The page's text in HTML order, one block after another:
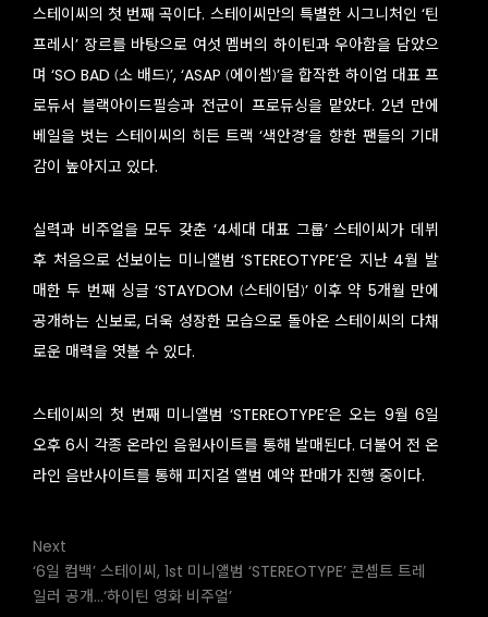
스테이씨의 첫 번째 곡이다. 스테이씨만의 특별한 시그니처인 ‘틴
프레시’ 장르를 바탕으로 여섯 멤버의 하이틴과 우아함을 담았으
며 ‘SO BAD (소 배드)’, ‘ASAP (에이셉)’을 합작한 하이업 대표 프
로듀서 블랙아이드필승과 전군이 프로듀싱을 맡았다. 2년 만에
베일을 벗는 스테이씨의 히든 트랙 ‘색안경’을 향한 팬들의 기대
감이 높아지고 있다.
실력과 비주얼을 모두 갖춘 ‘4세대 대표 그룹’ 스테이씨가 데뷔
후 처음으로 선보이는 미니앨범 ‘STEREOTYPE’은 지난 4월 발
매한 두 번째 싱글 ‘STAYDOM (스테이덤)’ 이후 약 5개월 만에
공개하는 신보로, 더욱 성장한 모습으로 돌아온 스테이씨의 다채
로운 매력을 엿볼 수 있다.
스테이씨의 첫 번째 미니앨범 ‘STEREOTYPE’은 오는 9월 6일
오후 6시 각종 온라인 음원사이트를 통해 발매된다. 더불어 전 온
라인 음반사이트를 통해 피지컬 앨범 예약 판매가 진행 중이다.
Next
‘6일 컴백’ 스테이씨, 1st 미니앨범 ‘STEREOTYPE’ 콘셉트 트레
일러 공개…‘하이틴 영화 비주얼’